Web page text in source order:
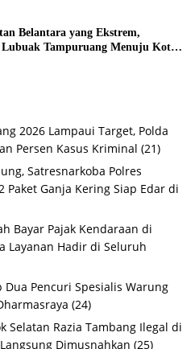
Belantara yang Ekstrem,
Lubuak Tampuruang Menuju Koto
2026 Lampaui Target, Polda
Persen Kasus Kriminal (21)
Satresnarkoba Polres
Paket Ganja Kering Siap Edar di
Bayar Pajak Kendaraan di
Layanan Hadir di Seluruh
Dua Pencuri Spesialis Warung
(24)
Selatan Razia Tambang Ilegal di
Dimusnahkan (25)